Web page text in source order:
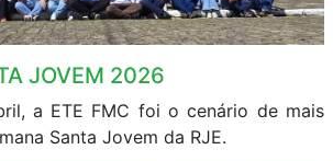
JOVEM 2026
a ETE FMC foi o cenário de mais
Santa Jovem da RJE.